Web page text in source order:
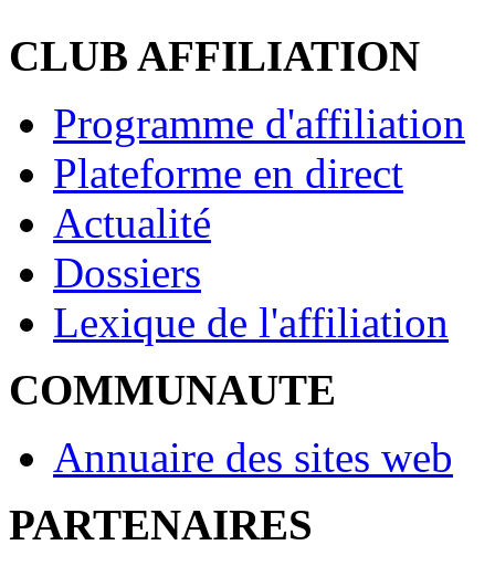
CLUB AFFILIATION
Programme d'affiliation
Plateforme en direct
Actualité
Dossiers
Lexique de l'affiliation
COMMUNAUTE
Annuaire des sites web
PARTENAIRES